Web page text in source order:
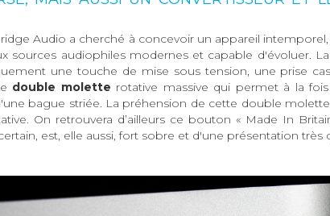
Audio a cherché à concevoir un appareil
sources audiophiles modernes et capable d'évoluer.
une touche de mise sous tension, une prise
double molette rotative massive qui permet à la
bague striée. La préhension de cette double
On retrouvera d’ailleurs ce bouton « Made In
est, elle aussi, fort sobre et d'une présentation très